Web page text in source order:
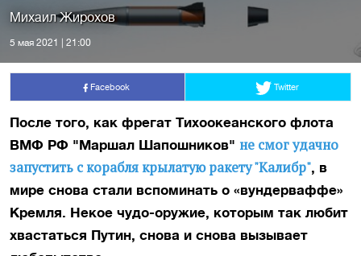
Михаил Жирохов
5 мая 2021 | 21:00
Facebook Twitter
После того, как фрегат Тихоокеанского флота
ВМФ РФ "Маршал Шапошников" не смог удачно
запустить с корабля крылатую ракету "Калибр", в
мире снова стали вспоминать о «вундерваффе»
Кремля. Некое чудо-оружие, которым так любит
хвастаться Путин, снова и снова вызывает